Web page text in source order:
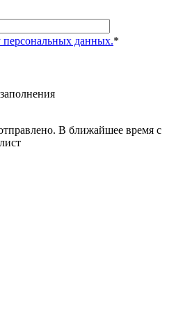
персональных данных.*
В ближайшее время с